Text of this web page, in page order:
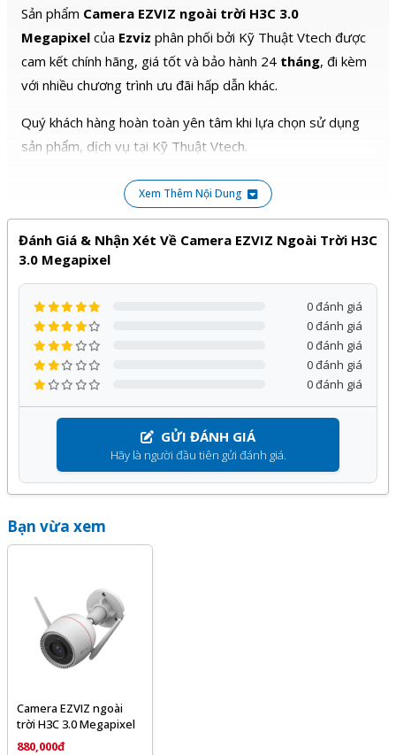
Sản phẩm Camera EZVIZ ngoài trời H3C 3.0
Megapixel của Ezviz phân phối bởi Kỹ Thuật Vtech được
cam kết chính hãng, giá tốt và bảo hành 24 tháng, đi kèm
với nhiều chương trình ưu đãi hấp dẫn khác.
Quý khách hàng hoàn toàn yên tâm khi lựa chọn sử dụng
sản phẩm, dịch vụ tại Kỹ Thuật Vtech.
Xem Thêm Nội Dung
Đánh Giá & Nhận Xét Về Camera EZVIZ Ngoài Trời H3C
3.0 Megapixel
GỬI ĐÁNH GIÁ
Hãy là người đầu tiên gửi đánh giá.
0 đánh giá
0 đánh giá
0 đánh giá
0 đánh giá
0 đánh giá
Bạn vừa xem
Camera EZVIZ ngoài
trời H3C 3.0 Megapixel
880,000đ